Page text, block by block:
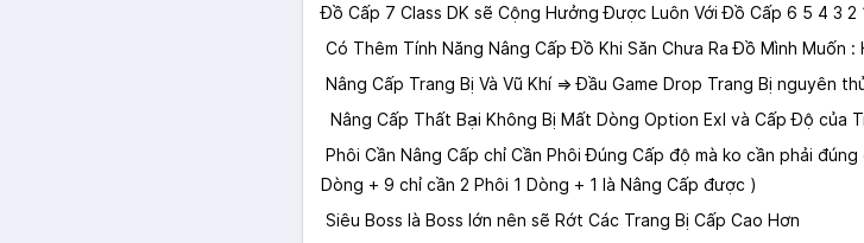
Đồ Cấp 7 Class DK sẽ Cộng Hưởng Được Luôn Với Đồ Cấp 6 5 4 3 2
Có Thêm Tính Năng Nâng Cấp Đồ Khi Săn Chưa Ra Đồ Mình Muốn
Nâng Cấp Trang Bị Và Vũ Khí => Đầu Game Drop Trang Bị nguyên
Nâng Cấp Thất Bại Không Bị Mất Dòng Option Exl và Cấp Độ của
Phôi Cần Nâng Cấp chỉ Cần Phôi Đúng Cấp độ mà ko cần phải
Dòng + 9 chỉ cần 2 Phôi 1 Dòng + 1 là Nâng Cấp được )
Siêu Boss là Boss lớn nên sẽ Rớt Các Trang Bị Cấp Cao Hơn